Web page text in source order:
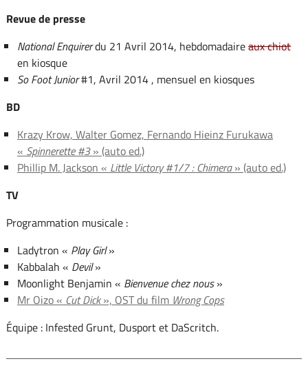
Revue de presse
National Enquirerdu 21 Avril 2014, hebdomadaireaux chiot
en kiosque
So Foot Junior#1, Avril 2014 , mensuel en kiosques
BD
Krazy Krow, Walter Gomez, Fernando Hieinz Furukawa
« Spinnerette #3» (auto ed.)
Phillip M. Jackson « Little Victory #1/7 : Chimera» (auto ed.)
TV
Programmation musicale :
Ladytron « Play Girl»
Kabbalah « Devil»
Moonlight Benjamin « Bienvenue chez nous»
Mr Oizo « Cut Dick», OST du film Wrong Cops
Équipe : Infested Grunt, Dusport et DaScritch.